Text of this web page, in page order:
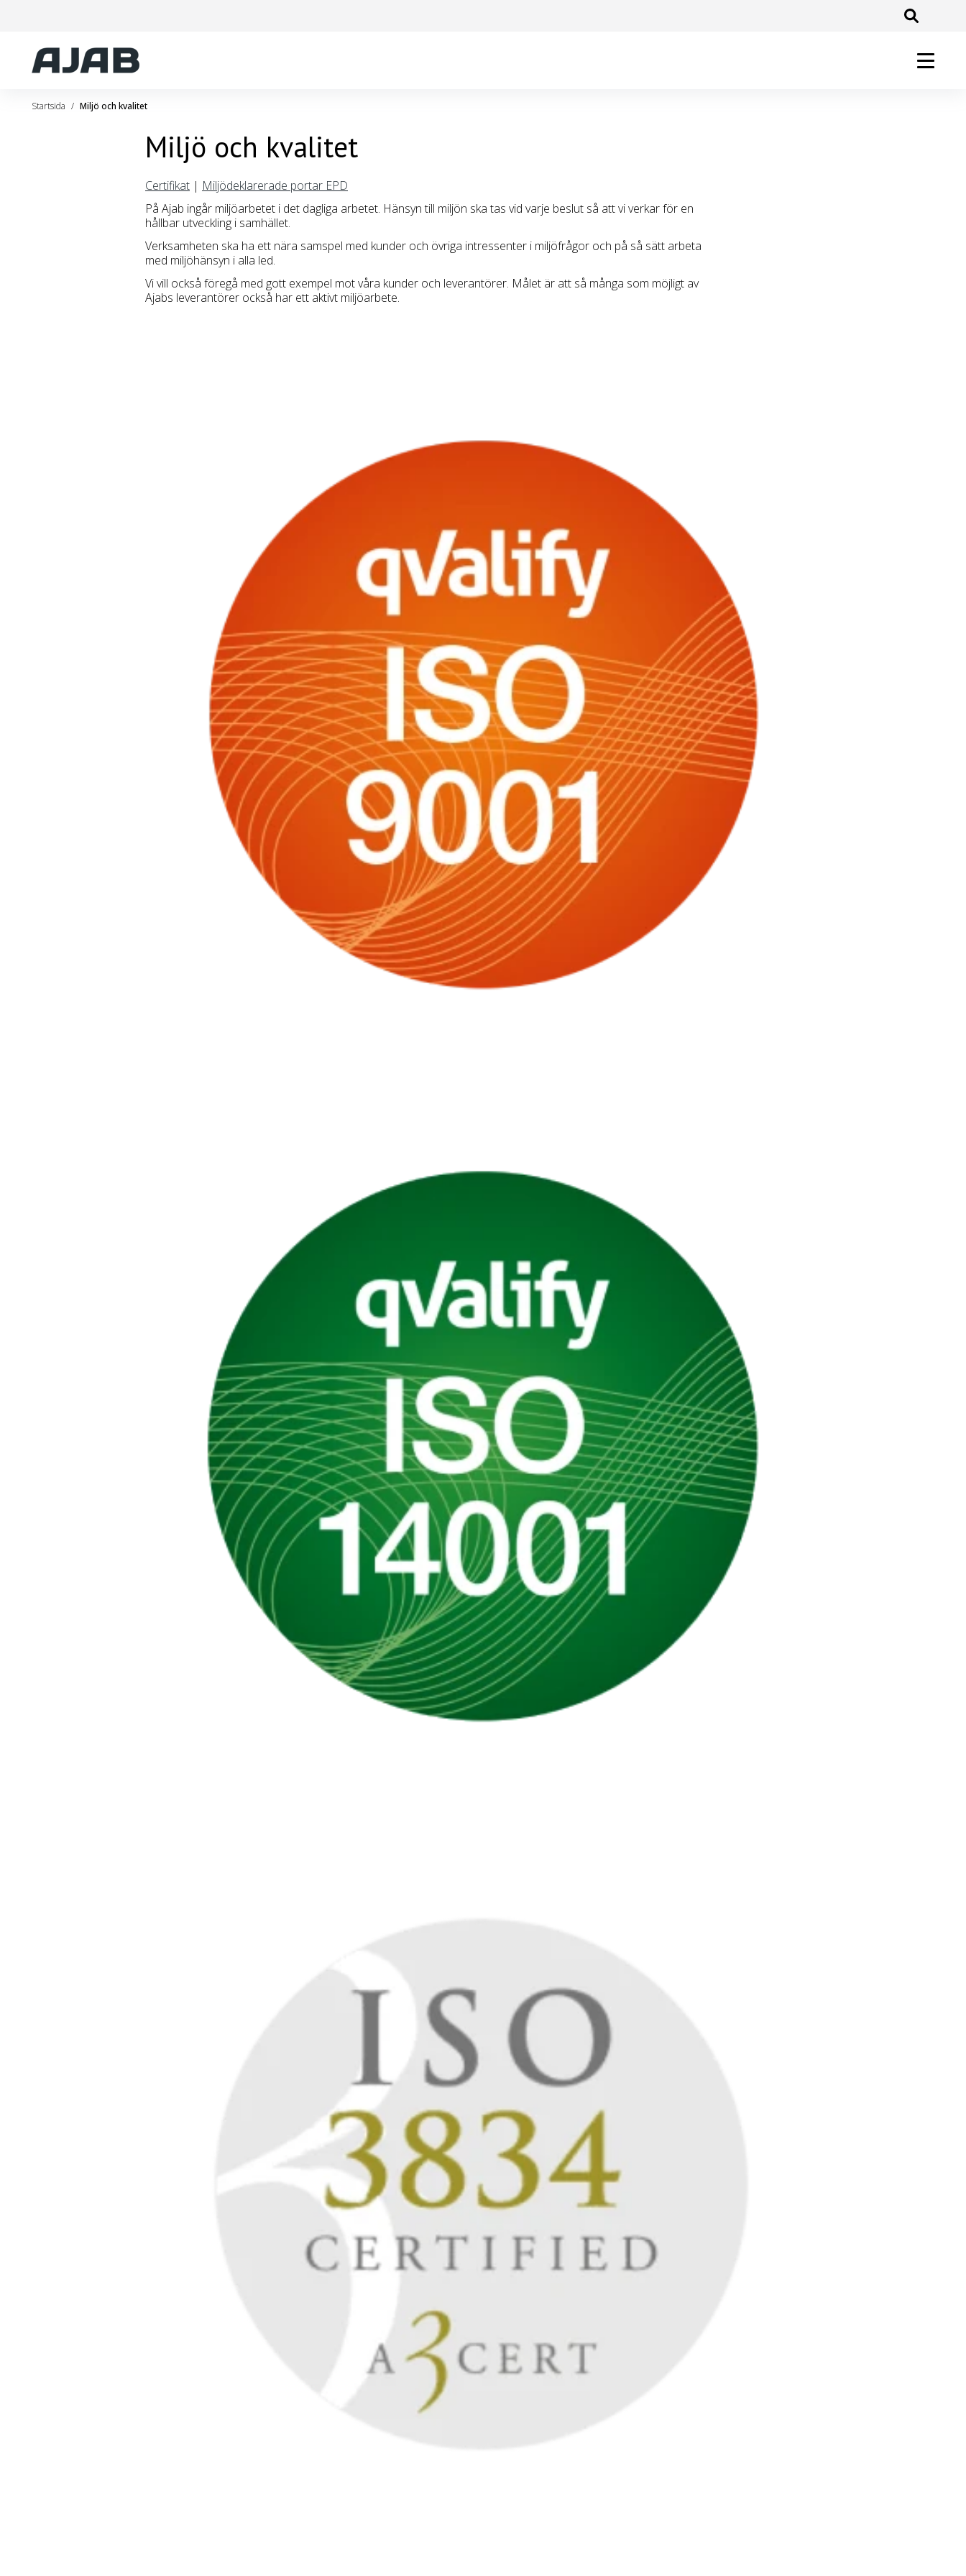
Startsida Miljö och kvalitet
Miljö och kvalitet
Certifikat | Miljödeklarerade portar EPD
På Ajab ingår miljöarbetet i det dagliga arbetet. Hänsyn till miljön ska tas vid varje beslut så att vi verkar för en
hållbar utveckling i samhället.
Verksamheten ska ha ett nära samspel med kunder och övriga intressenter i miljöfrågor och på så sätt arbeta
med miljöhänsyn i alla led.
Vi vill också föregå med gott exempel mot våra kunder och leverantörer. Målet är att så många som möjligt av
Ajabs leverantörer också har ett aktivt miljöarbete.